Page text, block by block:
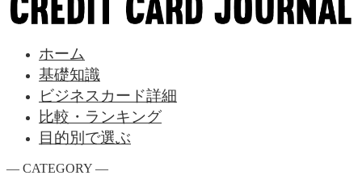
ホーム
基礎知識
ビジネスカード詳細
比較・ランキング
目的別で選ぶ
― CATEGORY ―